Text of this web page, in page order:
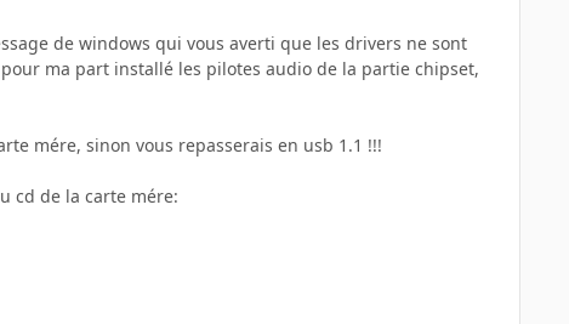
de windows qui vous averti que les drivers ne sont
ma part installé les pilotes audio de la partie chipset,
mére, sinon vous repasserais en usb 1.1 !!!
cd de la carte mére: